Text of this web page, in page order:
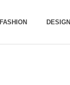
FASHION DESIGN